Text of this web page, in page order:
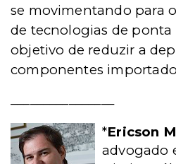
se movimentando para
de tecnologias de
objetivo de reduzir a
componentes
*Ericson
advogado